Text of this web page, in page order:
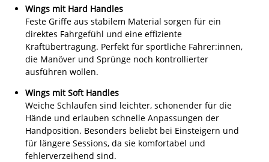
Wings mit Hard Handles
Feste Griffe aus stabilem Material sorgen für ein
direktes Fahrgefühl und eine effiziente
Kraftübertragung. Perfekt für sportliche Fahrer:innen,
die Manöver und Sprünge noch kontrollierter
ausführen wollen.
Wings mit Soft Handles
Weiche Schlaufen sind leichter, schonender für die
Hände und erlauben schnelle Anpassungen der
Handposition. Besonders beliebt bei Einsteigern und
für längere Sessions, da sie komfortabel und
fehlerverzeihend sind.